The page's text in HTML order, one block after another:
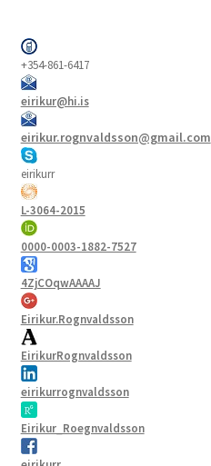
+354-861-6417
eirikur@hi.is
eirikur.rognvaldsson@gmail.com
eirikurr
L-3064-2015
0000-0003-1882-7527
4ZjCOqwAAAAJ
Eirikur.Rognvaldsson
EirikurRognvaldsson
eirikurrognvaldsson
Eirikur_Roegnvaldsson